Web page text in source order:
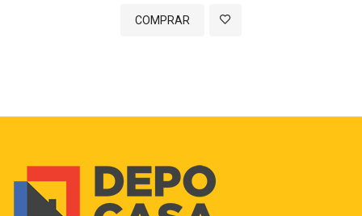
COMPRAR